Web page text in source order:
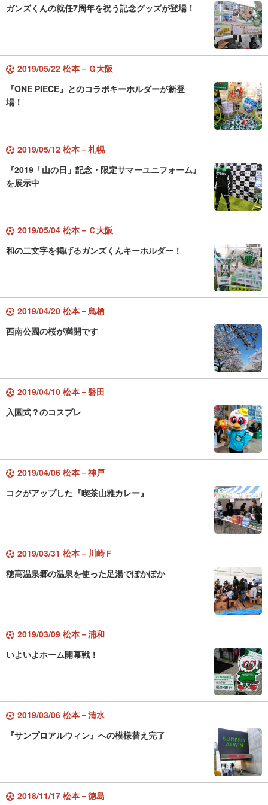
ガンズくんの就任7周年を祝う記念グッズが登場！
2019/05/22 松本－Ｇ大阪
『ONE PIECE』とのコラボキーホルダーが新登
場！
2019/05/12 松本－札幌
『2019「山の日」記念・限定サマーユニフォーム』
を展示中
2019/05/04 松本－Ｃ大阪
和の二文字を掲げるガンズくんキーホルダー！
2019/04/20 松本－鳥栖
西南公園の桜が満開です
2019/04/10 松本－磐田
入園式？のコスプレ
2019/04/06 松本－神戸
コクがアップした『喫茶山雅カレー』
2019/03/31 松本－川崎Ｆ
穂高温泉郷の温泉を使った足湯でぽかぽか
2019/03/09 松本－浦和
いよいよホーム開幕戦！
2019/03/06 松本－清水
『サンプロアルウィン』への模様替え完了
2018/11/17 松本－徳島